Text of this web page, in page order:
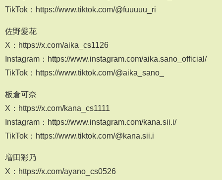
TikTok：https://www.tiktok.com/@fuuuuu_ri
佐野愛花
X：https://x.com/aika_cs1126
Instagram：https://www.instagram.com/aika.sano_official/
TikTok：https://www.tiktok.com/@aika_sano_
板倉可奈
X：https://x.com/kana_cs1111
Instagram：https://www.instagram.com/kana.sii.i/
TikTok：https://www.tiktok.com/@kana.sii.i
増田彩乃
X：https://x.com/ayano_cs0526